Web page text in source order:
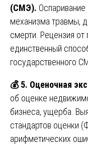
(СМЭ).
механизма травмы,
смерти. Рецензия
единственный
государственного
💰5. Оценочная
об оценке
бизнеса, ущерба.
стандартов оценки
арифметических